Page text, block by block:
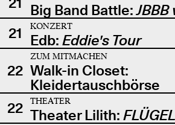
Big Band Battle:JBBB
21
KONZERT
Edb: Eddie's Tour
22
ZUM MITMACHEN
Walk-in Closet:
Kleidertauschbörse
22
THEATER
Theater Lilith: